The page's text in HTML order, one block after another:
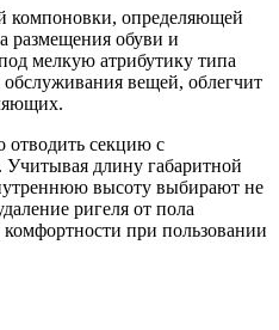
компоновки, определяющей
размещения обуви и
мелкую атрибутику типа
вещей, облегчит
секцию с
длину габаритной
высоту выбирают не
ригеля от пола
при пользовании